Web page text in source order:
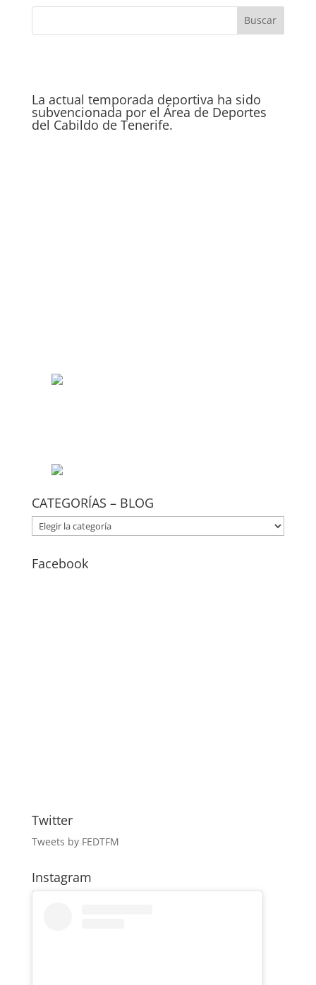
La actual temporada deportiva ha sido
subvencionada por el Área de Deportes
del Cabildo de Tenerife.
CATEGORÍAS – BLOG
CATEGORÍAS
–
Facebook
Twitter
Tweets by FEDTFM
Instagram